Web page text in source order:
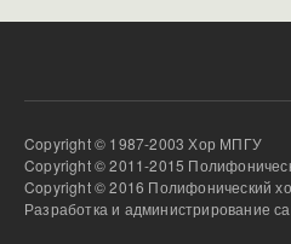
Copyright © 1987-2003 Хор МПГУ
Copyright © 2011-2015
Copyright © 2016 Полифонический
Разработка и администрирование